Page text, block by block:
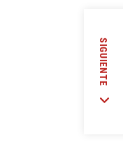
SIGUIENTE